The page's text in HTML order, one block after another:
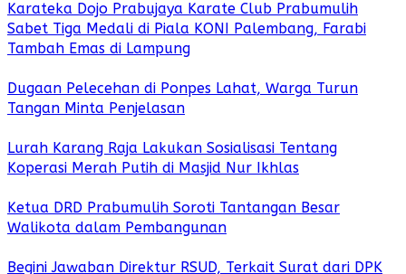
Karateka Dojo Prabujaya Karate Club Prabumulih
Sabet Tiga Medali di Piala KONI Palembang, Farabi
Tambah Emas di Lampung
Dugaan Pelecehan di Ponpes Lahat, Warga Turun
Tangan Minta Penjelasan
Lurah Karang Raja Lakukan Sosialisasi Tentang
Koperasi Merah Putih di Masjid Nur Ikhlas
Ketua DRD Prabumulih Soroti Tantangan Besar
Walikota dalam Pembangunan
Begini Jawaban Direktur RSUD, Terkait Surat dari DPK